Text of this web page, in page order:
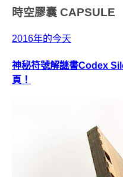
時空膠囊 CAPSULE
2016年的今天
神秘符號解謎書Codex
頁！